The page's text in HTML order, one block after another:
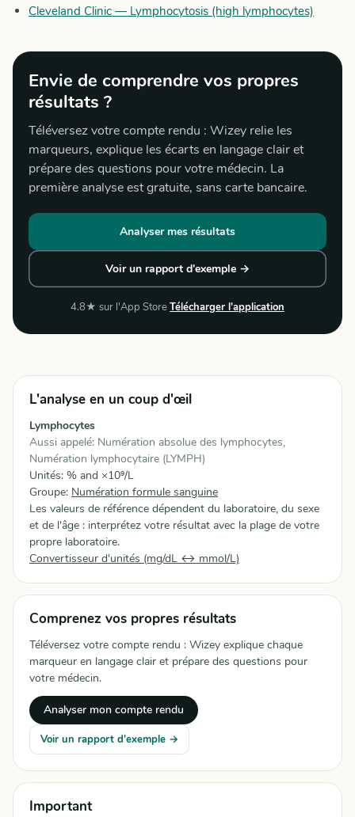
Cleveland Clinic — Lymphocytosis (high lymphocytes)
Envie de comprendre vos propres
résultats ?
Téléversez votre compte rendu : Wizey relie les
marqueurs, explique les écarts en langage clair et
prépare des questions pour votre médecin. La
première analyse est gratuite, sans carte bancaire.
Analyser mes résultats
Voir un rapport d'exemple →
4.8★ sur l'App StoreTélécharger l'application
L'analyse en un coup d'œil
Lymphocytes
Aussi appelé: Numération absolue des lymphocytes,
Numération lymphocytaire (LYMPH)
Unités: % and ×10⁹/L
Groupe: Numération formule sanguine
Les valeurs de référence dépendent du laboratoire, du sexe
et de l'âge : interprétez votre résultat avec la plage de votre
propre laboratoire.
Convertisseur d'unités (mg/dL ↔ mmol/L)
Comprenez vos propres résultats
Téléversez votre compte rendu : Wizey explique chaque
marqueur en langage clair et prépare des questions pour
votre médecin.
Analyser mon compte rendu
Voir un rapport d'exemple →
Important